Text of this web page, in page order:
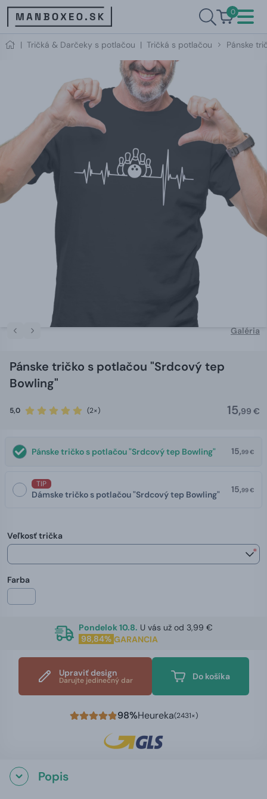
0
| Tričká & Darčeky s potlačou | Tričká s potlačou Pánske
Galéria
Pánske tričko s potlačou "Srdcový tep
Bowling"
5,0 (2×) 15,99 €
Pánske tričko s potlačou "Srdcový tep Bowling" 15,99 €
TIP
Dámske tričko s potlačou "Srdcový tep Bowling" 15,99 €
Veľkosť trička
*
Farba
Pondelok 10.8. U vás už od 3,99 €
98,84% GARANCIA
Upraviť design
Darujte jedinečný dar Do košíka
98%Heureka(2431×)
Popis